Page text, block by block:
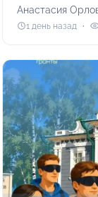
Анастасия
1 день назад